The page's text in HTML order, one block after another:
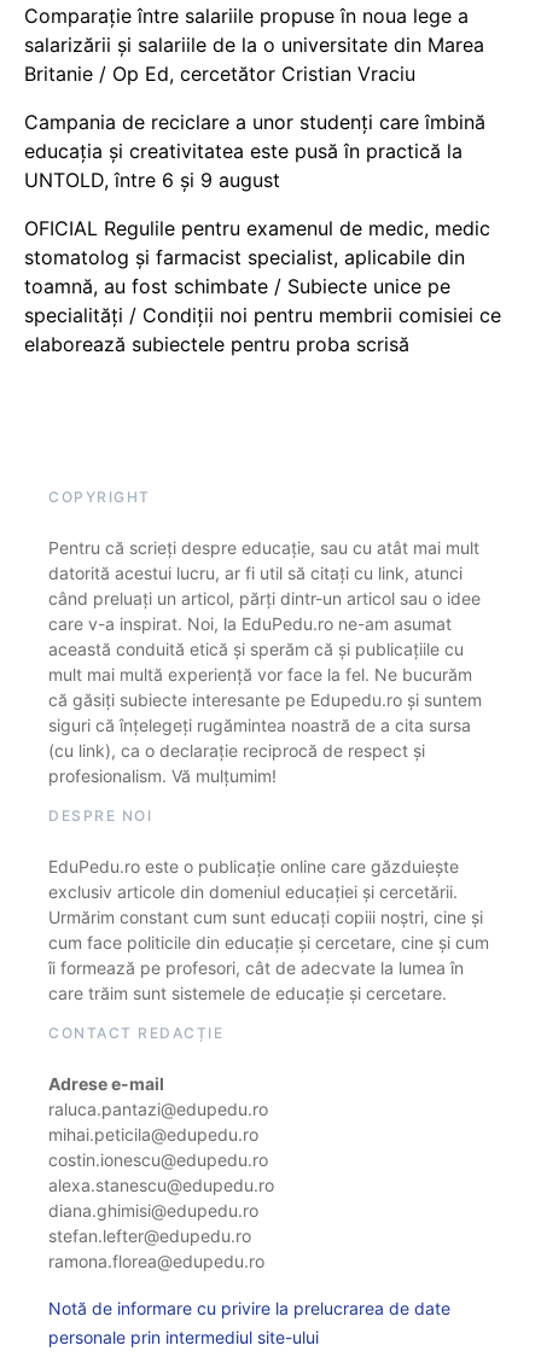
Comparație între salariile propuse în noua lege a
salarizării și salariile de la o universitate din Marea
Britanie / Op Ed, cercetător Cristian Vraciu
Campania de reciclare a unor studenți care îmbină
educația și creativitatea este pusă în practică la
UNTOLD, între 6 și 9 august
OFICIAL Regulile pentru examenul de medic, medic
stomatolog și farmacist specialist, aplicabile din
toamnă, au fost schimbate / Subiecte unice pe
specialități / Condiții noi pentru membrii comisiei ce
elaborează subiectele pentru proba scrisă
COPYRIGHT
Pentru că scrieți despre educație, sau cu atât mai mult
datorită acestui lucru, ar fi util să citați cu link, atunci
când preluați un articol, părți dintr-un articol sau o idee
care v-a inspirat. Noi, la EduPedu.ro ne-am asumat
această conduită etică și sperăm că și publicațiile cu
mult mai multă experiență vor face la fel. Ne bucurăm
că găsiți subiecte interesante pe Edupedu.ro și suntem
siguri că înțelegeți rugămintea noastră de a cita sursa
(cu link), ca o declarație reciprocă de respect și
profesionalism. Vă mulțumim!
DESPRE NOI
EduPedu.ro este o publicație online care găzduiește
exclusiv articole din domeniul educației și cercetării.
Urmărim constant cum sunt educați copiii noștri, cine și
cum face politicile din educație și cercetare, cine și cum
îi formează pe profesori, cât de adecvate la lumea în
care trăim sunt sistemele de educație și cercetare.
CONTACT REDACȚIE
Adrese e-mail
raluca.pantazi@edupedu.ro
mihai.peticila@edupedu.ro
costin.ionescu@edupedu.ro
alexa.stanescu@edupedu.ro
diana.ghimisi@edupedu.ro
stefan.lefter@edupedu.ro
ramona.florea@edupedu.ro
Notă de informare cu privire la prelucrarea de date
personale prin intermediul site-ului